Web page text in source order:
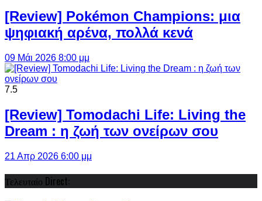
[Review] Pokémon Champions: μια
ψηφιακή αρένα, πολλά κενά
09 Μάι 2026 8:00 μμ
7.5
[Review] Tomodachi Life: Living the
Dream : η ζωή των ονείρων σου
21 Απρ 2026 6:00 μμ
Τελευταίο Direct: